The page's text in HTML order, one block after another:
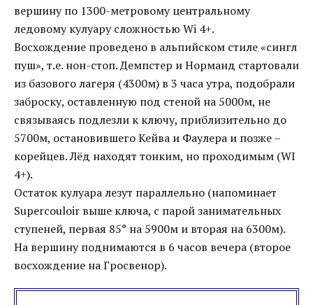
вершину по 1300-метровому центральному
ледовому кулуару сложностью Wi 4+.
Восхождение проведено в альпийском стиле «сингл
пуш», т.е. нон-стоп. Демпстер и Норманд стартовали
из базового лагеря (4300м) в 3 часа утра, подобрали
заброску, оставленную под стеной на 5000м, не
связываясь подлезли к ключу, приблизительно до
5700м, остановившего Кейва и Фаулера и позже –
корейцев. Лёд находят тонким, но проходимым (WI
4+).
Остаток кулуара лезут параллельно (напоминает
Supercouloir выше ключа, с парой занимательных
ступеней, первая 85° на 5900м и вторая на 6300м).
На вершину поднимаются в 6 часов вечера (второе
восхождение на Гросвенор).